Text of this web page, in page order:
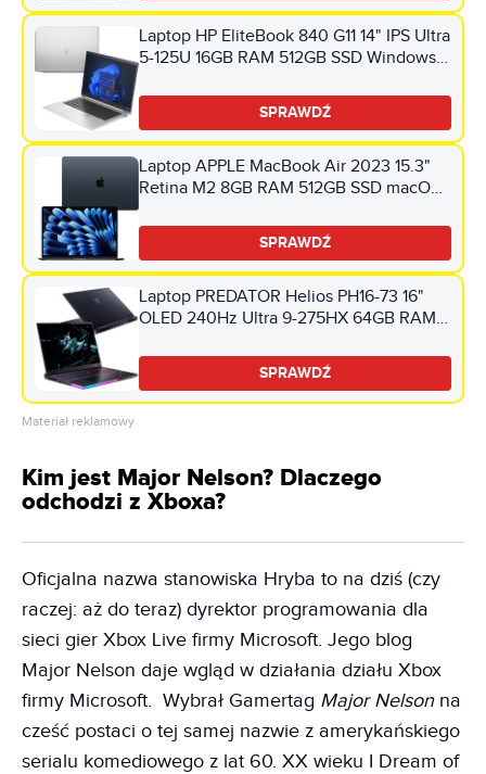
Laptop HP EliteBook 840 G11 14" IPS Ultra
5-125U 16GB RAM 512GB SSD Windows 11
SPRAWDŹ
Laptop APPLE MacBook Air 2023 15.3"
Retina M2 8GB RAM 512GB SSD macOS
SPRAWDŹ
Laptop PREDATOR Helios PH16-73 16"
OLED 240Hz Ultra 9-275HX 64GB RAM
Windows 11 Professional
SPRAWDŹ
Materiał reklamowy
Kim jest Major Nelson? Dlaczego
odchodzi z Xboxa?
Oficjalna nazwa stanowiska Hryba to na dziś (czy
raczej: aż do teraz) dyrektor programowania dla
sieci gier Xbox Live firmy Microsoft. Jego blog
Major Nelson daje wgląd w działania działu Xbox
firmy Microsoft. Wybrał Gamertag Major Nelsonna
cześć postaci o tej samej nazwie z amerykańskiego
serialu komediowego z lat 60. XX wieku I Dream of